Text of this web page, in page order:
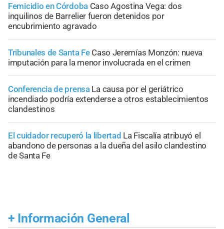
Femicidio en Córdoba Caso Agostina Vega: dos
inquilinos de Barrelier fueron detenidos por
encubrimiento agravado
Tribunales de Santa Fe Caso Jeremías Monzón: nueva
imputación para la menor involucrada en el crimen
Conferencia de prensa La causa por el geriátrico
incendiado podría extenderse a otros establecimientos
clandestinos
El cuidador recuperó la libertad La Fiscalía atribuyó el
abandono de personas a la dueña del asilo clandestino
de Santa Fe
+ Información General